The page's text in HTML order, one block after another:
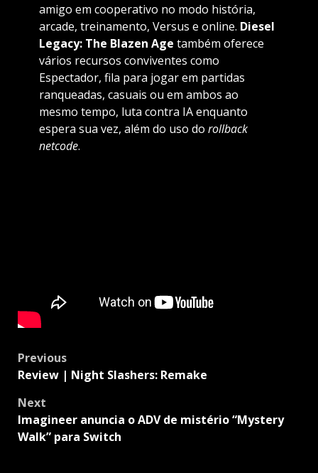
amigo em cooperativo no modo história,
arcade, treinamento, Versus e online. Diesel
Legacy: The Blazen Age também oferece
vários recursos conviventes como
Espectador, fila para jogar em partidas
ranqueadas, casuais ou em ambos ao
mesmo tempo, luta contra IA enquanto
espera sua vez, além do uso do rollback
netcode.
Post
navigation
Previous
Review | Night Slashers: Remake
Next
Imagineer anuncia o ADV de mistério “Mystery
Walk” para Switch